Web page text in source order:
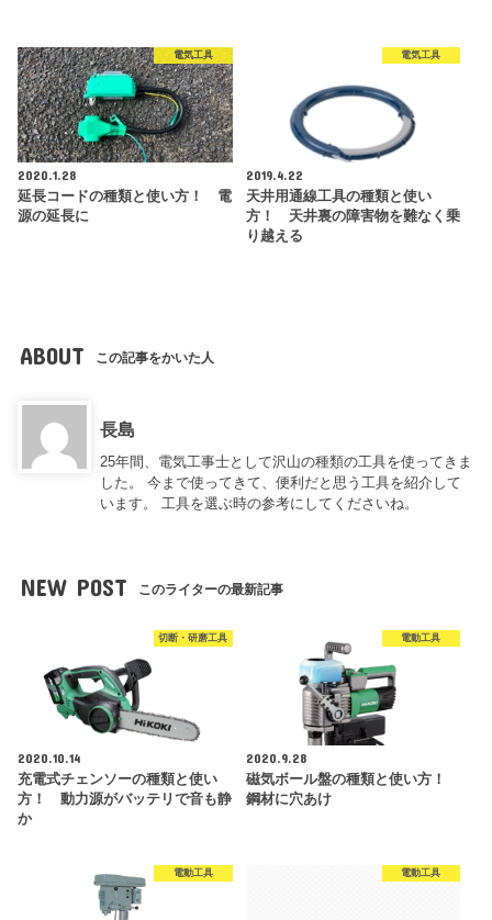
電気工具
2020.1.28
延長コードの種類と使い方！ 電
源の延長に
電気工具
2019.4.22
天井用通線工具の種類と使い
方！ 天井裏の障害物を難なく乗
り越える
ABOUT この記事をかいた人
長島
25年間、電気工事士として沢山の種類の工具を使ってきま
した。 今まで使ってきて、便利だと思う工具を紹介して
います。 工具を選ぶ時の参考にしてくださいね。
NEW POST このライターの最新記事
切断・研磨工具
2020.10.14
充電式チェンソーの種類と使い
方！ 動力源がバッテリで音も静
か
電動工具
2020.9.28
磁気ボール盤の種類と使い方！
鋼材に穴あけ
電動工具 電動工具